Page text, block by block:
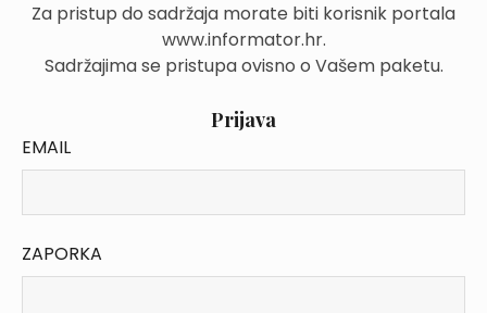
Za pristup do sadržaja morate biti korisnik portala
www.informator.hr.
Sadržajima se pristupa ovisno o Vašem paketu.
Prijava
EMAIL
ZAPORKA